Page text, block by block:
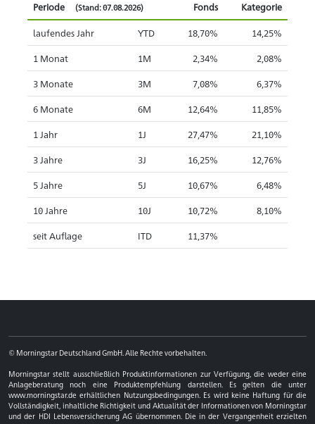
Periode (Stand: 07.08.2026) Fonds Kategorie
laufendes Jahr YTD 18,70% 14,25%
1 Monat 1M 2,34% 2,08%
3 Monate 3M 7,08% 6,37%
6 Monate 6M 12,64% 11,85%
1 Jahr 1J 27,47% 21,10%
3 Jahre 3J 16,25% 12,76%
5 Jahre 5J 10,67% 6,48%
10 Jahre 10J 10,72% 8,10%
seit Auflage ITD 11,37%
© Morningstar Deutschland GmbH. Alle Rechte vorbehalten.
Morningstar stellt ausschließlich Produktinformationen zur Verfügung, die weder eine
Anlageberatung noch eine Produktempfehlung darstellen. Es gelten die unter
www.morningstar.de erhältlichen Nutzungsbedingungen. Es wird keine Haftung für die
Vollständigkeit, inhaltliche Richtigkeit und Aktualität der Informationen von Morningstar
und der HDI Lebensversicherung AG übernommen. Die in der Vergangenheit erzielten